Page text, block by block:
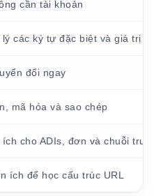
cần tài khoản
lý các ký tự đặc biệt và giá trị
đổi ngay
mã hóa và sao chép
ích cho ADIs, đơn và chuỗi truy
ích để học cấu trúc URL